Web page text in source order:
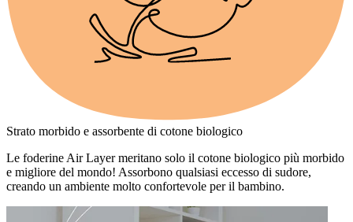
Strato morbido e assorbente di cotone biologico
Le foderine Air Layer meritano solo il cotone biologico più morbido
e migliore del mondo! Assorbono qualsiasi eccesso di sudore,
creando un ambiente molto confortevole per il bambino.